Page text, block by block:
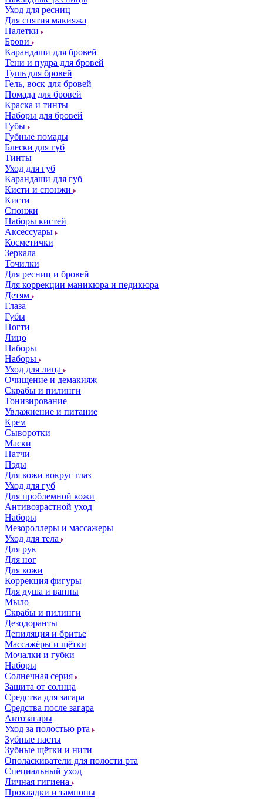
Уход для ресниц
Для снятия макияжа
Палетки
Брови
Карандаши для бровей
Тени и пудра для бровей
Тушь для бровей
Гель, воск для бровей
Помада для бровей
Краска и тинты
Наборы для бровей
Губы
Губные помады
Блески для губ
Тинты
Уход для губ
Карандаши для губ
Кисти и спонжи
Кисти
Спонжи
Наборы кистей
Аксессуары
Косметички
Зеркала
Точилки
Для ресниц и бровей
Для коррекции маникюра и педикюра
Детям
Глаза
Губы
Ногти
Лицо
Наборы
Наборы
Уход для лица
Очищение и демакияж
Скрабы и пилинги
Тонизирование
Увлажнение и питание
Крем
Сыворотки
Маски
Патчи
Пэды
Для кожи вокруг глаз
Уход для губ
Для проблемной кожи
Антивозрастной уход
Наборы
Мезороллеры и массажеры
Уход для тела
Для рук
Для ног
Для кожи
Коррекция фигуры
Для душа и ванны
Мыло
Скрабы и пилинги
Дезодоранты
Депиляция и бритье
Массажёры и щётки
Мочалки и губки
Наборы
Солнечная серия
Защита от солнца
Средства для загара
Средства после загара
Автозагары
Уход за полостью рта
Зубные пасты
Зубные щётки и нити
Ополаскиватели для полости рта
Специальный уход
Личная гигиена
Прокладки и тампоны